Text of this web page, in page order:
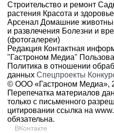
Строительство и ремонт
растения Красота и здоровье
Арсенал Домашние
и развлечения Болезни и
(фотогалереи)
Редакция Контактная
"Гастроном Медиа"
Политика в отношении
данных Спецпроекты
© ООО «Гастроном Медиа»,
Перепечатка материалов
только с письменного
цитировании ссылка на
обязательна.
ВКонтакте